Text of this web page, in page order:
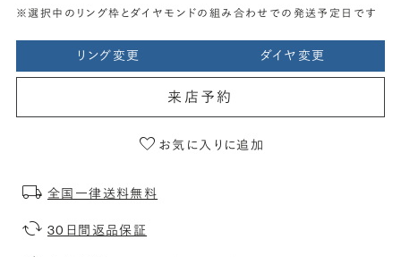
※選択中のリング枠とダイヤモンドの組み合わせでの発送予定日です
リング変更 ダイヤ変更
来店予約
お気に入りに追加
全国一律送料無料
30日間返品保証